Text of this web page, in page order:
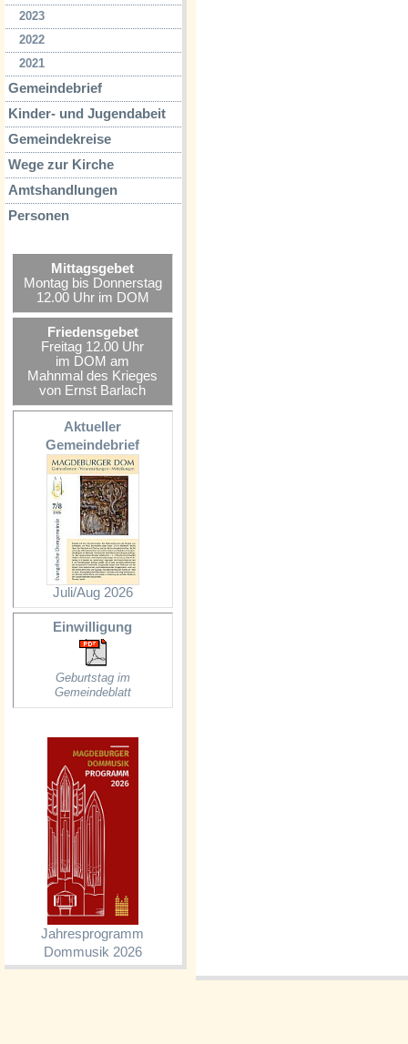
2023
2022
2021
Gemeindebrief
Kinder- und Jugendabeit
Gemeindekreise
Wege zur Kirche
Amtshandlungen
Personen
Mittagsgebet
Montag bis Donnerstag
12.00 Uhr im DOM
Friedensgebet
Freitag 12.00 Uhr
im DOM am
Mahnmal des Krieges
von Ernst Barlach
Aktueller
Gemeindebrief
Juli/Aug 2026
Einwilligung
Geburtstag im
Gemeindeblatt
Jahresprogramm
Dommusik 2026